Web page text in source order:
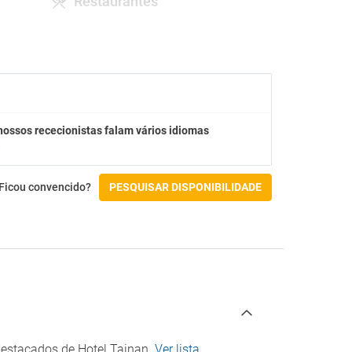
Restaurante a la carte
Ginásio e SPA
Hidromassagem
Acessibilidade
rececionistas falam vários idiomas
Ficou convencido? PESQUISAR DISPONIBILIDADE